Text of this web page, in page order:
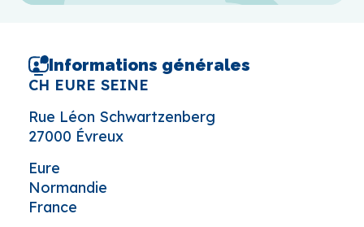
Informations générales
CH EURE SEINE
Rue Léon Schwartzenberg
27000 Évreux
Eure
Normandie
France